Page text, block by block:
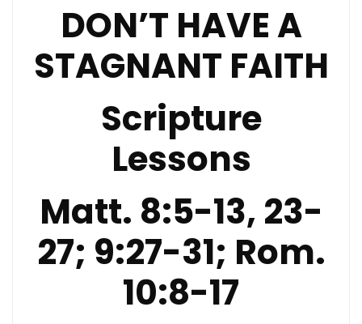
DON’T HAVE A
STAGNANT FAITH
Scripture
Lessons
Matt. 8:5-13, 23-
27; 9:27-31; Rom.
10:8-17